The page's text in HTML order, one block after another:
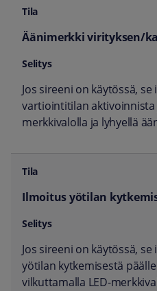
Äänimerkki virityksen/
Jos sireeni on käytössä,
vartiointitilan aktivoinnista
merkkivalolla ja lyhyellä
Ilmoitus yötilan
Jos sireeni on käytössä,
yötilan kytkemisestä
vilkuttamalla LED-